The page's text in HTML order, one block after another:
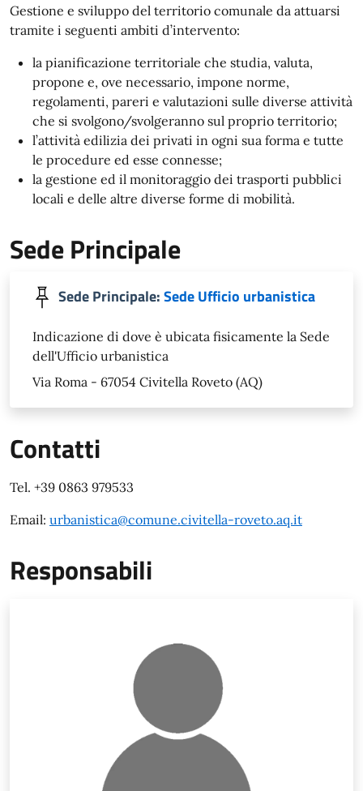
Gestione e sviluppo del territorio comunale da attuarsi
tramite i seguenti ambiti d’intervento:
la pianificazione territoriale che studia, valuta,
propone e, ove necessario, impone norme,
regolamenti, pareri e valutazioni sulle diverse attività
che si svolgono/svolgeranno sul proprio territorio;
l’attività edilizia dei privati in ogni sua forma e tutte
le procedure ed esse connesse;
la gestione ed il monitoraggio dei trasporti pubblici
locali e delle altre diverse forme di mobilità.
Sede Principale
Sede Principale:Sede Ufficio urbanistica
Indicazione di dove è ubicata fisicamente la Sede
dell'Ufficio urbanistica
Via Roma - 67054 Civitella Roveto (AQ)
Contatti
Tel. +39 0863 979533
Email: urbanistica@comune.civitella-roveto.aq.it
Responsabili